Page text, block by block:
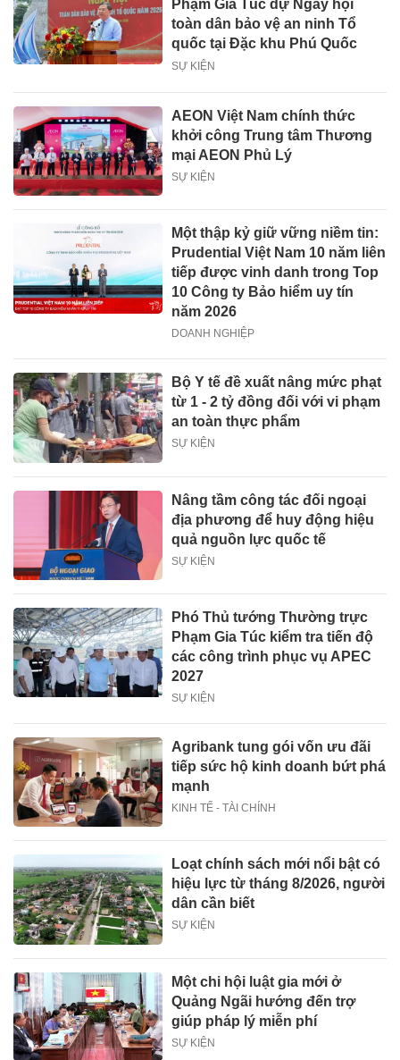
Phạm Gia Túc dự Ngày hội
toàn dân bảo vệ an ninh Tổ
quốc tại Đặc khu Phú Quốc
SỰ KIỆN
AEON Việt Nam chính thức
khởi công Trung tâm Thương
mại AEON Phủ Lý
SỰ KIỆN
Một thập kỷ giữ vững niềm tin:
Prudential Việt Nam 10 năm liên
tiếp được vinh danh trong Top
10 Công ty Bảo hiểm uy tín
năm 2026
DOANH NGHIỆP
Bộ Y tế đề xuất nâng mức phạt
từ 1 - 2 tỷ đồng đối với vi phạm
an toàn thực phẩm
SỰ KIỆN
Nâng tầm công tác đối ngoại
địa phương để huy động hiệu
quả nguồn lực quốc tế
SỰ KIỆN
Phó Thủ tướng Thường trực
Phạm Gia Túc kiểm tra tiến độ
các công trình phục vụ APEC
2027
SỰ KIỆN
Agribank tung gói vốn ưu đãi
tiếp sức hộ kinh doanh bứt phá
mạnh
KINH TẾ - TÀI CHÍNH
Loạt chính sách mới nổi bật có
hiệu lực từ tháng 8/2026, người
dân cần biết
SỰ KIỆN
Một chi hội luật gia mới ở
Quảng Ngãi hướng đến trợ
giúp pháp lý miễn phí
SỰ KIỆN